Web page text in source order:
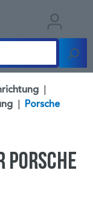
|
| Porsche
Porsche